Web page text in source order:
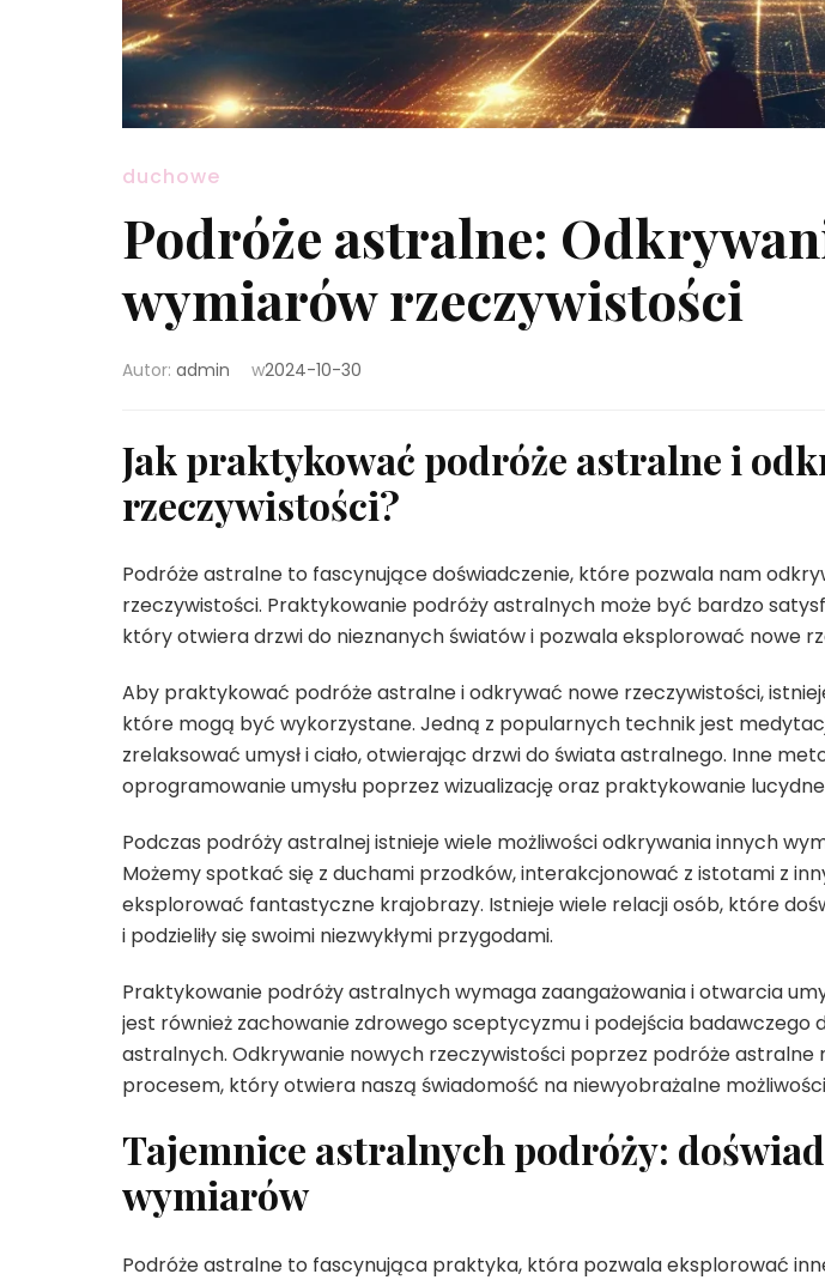
duchowe
Podróże astralne:
wymiarów rzeczywistości
Autor: admin w2024-10-30
Jak praktykować podróże astralne i
rzeczywistości?
Podróże astralne to fascynujące doświadczenie, które pozwala nam
rzeczywistości. Praktykowanie podróży astralnych może być bardzo
który otwiera drzwi do nieznanych światów i pozwala eksplorować nowe
Aby praktykować podróże astralne i odkrywać nowe rzeczywistości,
które mogą być wykorzystane. Jedną z popularnych technik jest
zrelaksować umysł i ciało, otwierając drzwi do świata astralnego. Inne
oprogramowanie umysłu poprzez wizualizację oraz praktykowanie
Podczas podróży astralnej istnieje wiele możliwości odkrywania innych
Możemy spotkać się z duchami przodków, interakcjonować z istotami z
eksplorować fantastyczne krajobrazy. Istnieje wiele relacji osób, które
i podzieliły się swoimi niezwykłymi przygodami.
Praktykowanie podróży astralnych wymaga zaangażowania i otwarcia
jest również zachowanie zdrowego sceptycyzmu i podejścia badawczego
astralnych. Odkrywanie nowych rzeczywistości poprzez podróże
procesem, który otwiera naszą świadomość na niewyobrażalne
Tajemnice astralnych podróży:
wymiarów
Podróże astralne to fascynująca praktyka, która pozwala eksplorować